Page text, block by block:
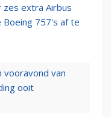
zes extra Airbus
757's af te
vooravond van
ooit